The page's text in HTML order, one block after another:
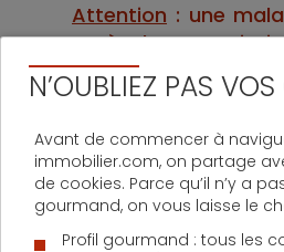
Attention : une
après la
devra être notifiée à
adaptera la
conséquence.
Coût d’une assurance
Pouvant varier en fonction de
ou de l’assureur choisi, le
N’OUBLIEZ PAS
Avant de commencer à
immobilier.com, on partage
de cookies. Parce qu’il n’y a
gourmand, on vous laisse le
Profil gourmand : tous les